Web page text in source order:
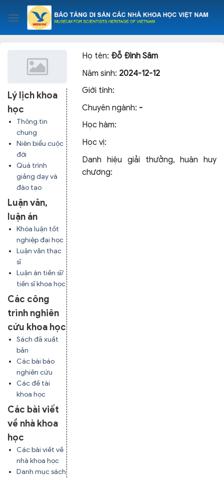
content
Lý lịch khoa
học
Thông tin
chung
Niên biểu cuộc
đời
Quá trình
giảng dạy và
đào tạo
Luận văn,
luận án
Khóa luận tốt
nghiệp đại học
Luận văn thạc
sĩ
Luận án tiến sĩ/
tiến sĩ khoa học
Các công
trình nghiên
cứu khoa học
Sách đã xuất
bản
Các bài báo
nghiên cứu
Các đề tài
khoa học
Các bài viết
về nhà khoa
học
Các bài viết về
nhà khoa học
Danh mục sách
Họ tên: Đỗ Đình Sâm
Năm sinh: 2024-12-12
Giới tính:
Chuyên ngành: -
Học hàm:
Học vị:
Danh hiệu giải thưởng, huân huy
chương: